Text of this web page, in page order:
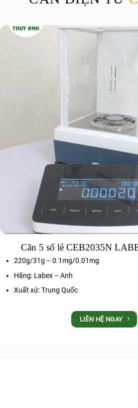
Cân 5 số lẻ CEB2035N
220g/31g – 0.1mg/0.01mg
Hãng: Labex – Anh
Xuất xứ: Trung Quốc
LIÊN HỆ NGAY